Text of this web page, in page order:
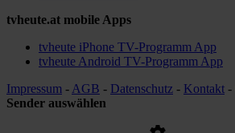
tvheute.at mobile Apps
tvheute iPhone TV-Programm App
tvheute Android TV-Programm App
Impressum - AGB - Datenschutz - Kontakt -
Sender auswählen